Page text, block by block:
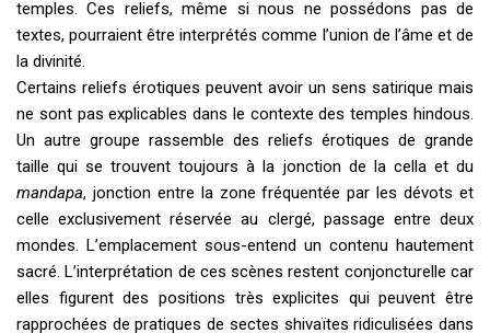
temples. Ces reliefs, même si nous ne possédons pas de
textes, pourraient être interprétés comme l’union de l’âme et de
la divinité.
Certains reliefs érotiques peuvent avoir un sens satirique mais
ne sont pas explicables dans le contexte des temples hindous.
Un autre groupe rassemble des reliefs érotiques de grande
taille qui se trouvent toujours à la jonction de la cella et du
mandapa, jonction entre la zone fréquentée par les dévots et
celle exclusivement réservée au clergé, passage entre deux
mondes. L’emplacement sous-entend un contenu hautement
sacré. L’interprétation de ces scènes restent conjoncturelle car
elles figurent des positions très explicites qui peuvent être
rapprochées de pratiques de sectes shivaïtes ridiculisées dans